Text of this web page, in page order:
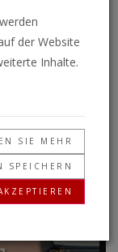
Tage heilig
nur für
könnte
der Website
Inhalte.
SIE MEHR
SPEICHERN